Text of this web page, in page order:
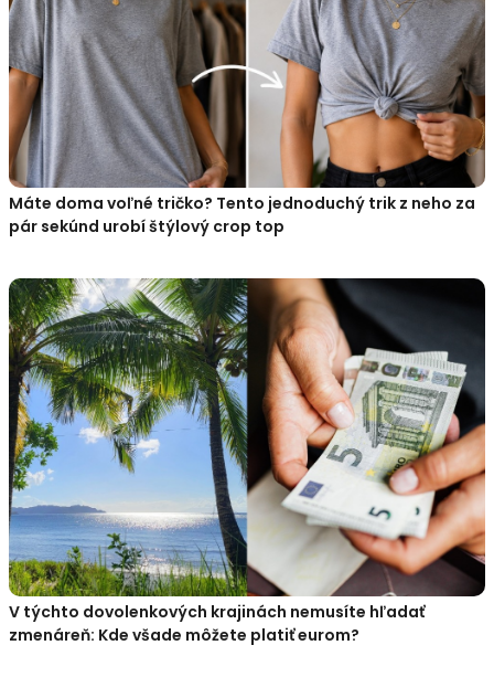
Máte doma voľné tričko? Tento jednoduchý trik z neho za
pár sekúnd urobí štýlový crop top
V týchto dovolenkových krajinách nemusíte hľadať
zmenáreň: Kde všade môžete platiť eurom?